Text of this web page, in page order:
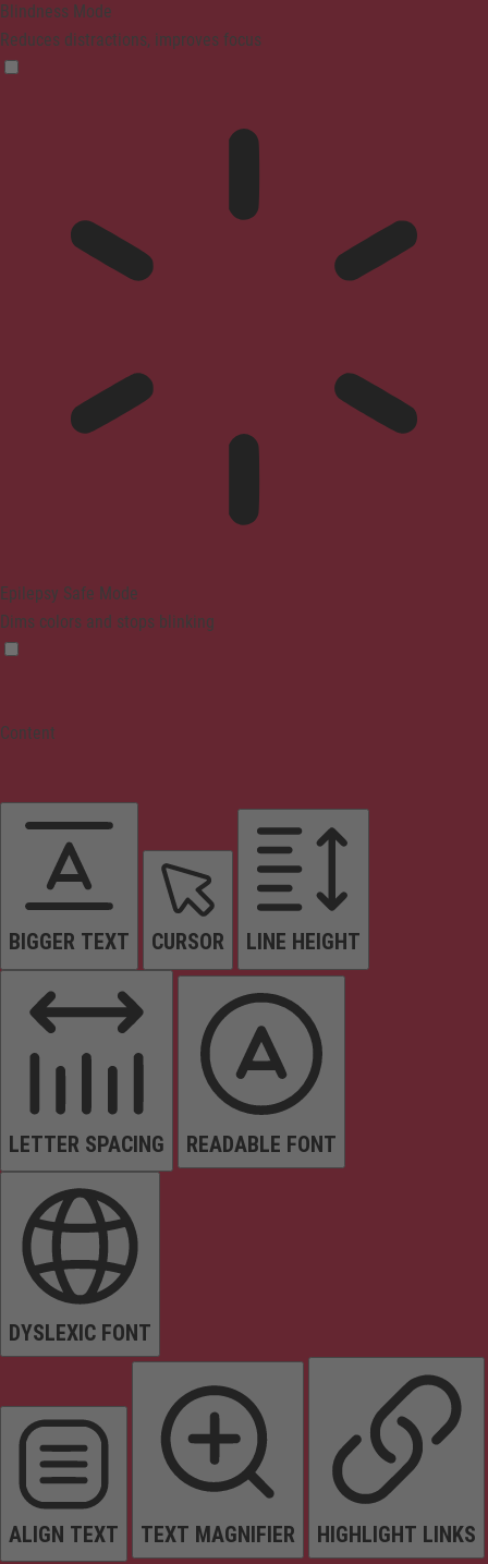
Blindness Mode
Reduces distractions, improves focus
Epilepsy Safe Mode
Dims colors and stops blinking
Content
BIGGER TEXT CURSOR LINE HEIGHT
LETTER SPACING READABLE FONT
DYSLEXIC FONT
ALIGN TEXT TEXT MAGNIFIER HIGHLIGHT LINKS